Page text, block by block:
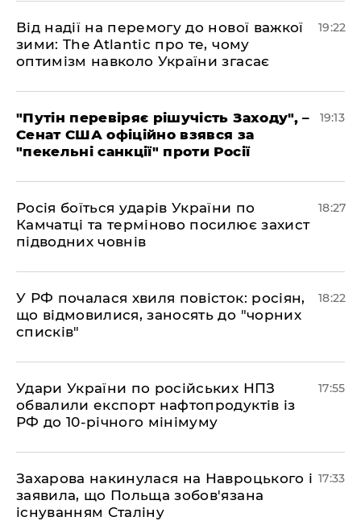
​Від надії на перемогу до нової важкої
зими: The Atlantic про те, чому
оптимізм навколо України згасає
19:22
​"Путін перевіряє рішучість Заходу", –
Сенат США офіційно взявся за
"пекельні санкції" проти Росії
19:13
​Росія боїться ударів України по
Камчатці та терміново посилює захист
підводних човнів
18:27
​У РФ почалася хвиля повісток: росіян,
що відмовилися, заносять до "чорних
списків"
18:22
​Удари України по російських НПЗ
обвалили експорт нафтопродуктів із
РФ до 10-річного мінімуму
17:55
​Захарова накинулася на Навроцького і
заявила, що Польща зобов'язана
існуванням Сталіну
17:33